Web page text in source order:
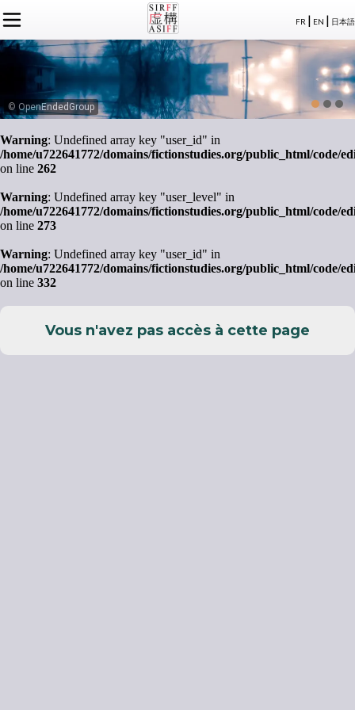
FR | EN | 日本語
L'ASSOCIATION
À PROPOS
ADHÉSION
ACTUALITÉS SIRFF
NOS CONGRÈS
SÉMINAIRES
ACTUALITÉS SUR LA FICTION
ÉVÉNEMENTS
MEMBRES
LE CONSEIL D’ADMINISTRATION
MEMBRES FONDATEURS
© OpenEndedGroup
Warning: Undefined array key "user_id" in
/home/u722641772/domains/fictionstudies.org/public_html/code/
on line 262
Warning: Undefined array key "user_level" in
/home/u722641772/domains/fictionstudies.org/public_html/code/
on line 273
Warning: Undefined array key "user_id" in
/home/u722641772/domains/fictionstudies.org/public_html/code/
on line 332
Vous n'avez pas accès à cette page